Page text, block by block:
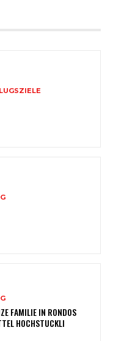
FAMILIE IN RONDOS
HOCHSTUCKLI